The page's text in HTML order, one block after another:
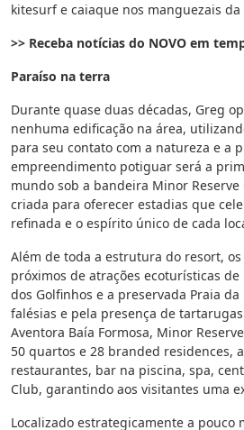
kitesurf e caiaque nos manguezais da
>> Receba notícias do NOVO em
Paraíso na terra
Durante quase duas décadas, Greg
nenhuma edificação na área,
para seu contato com a natureza e a
empreendimento potiguar será a
mundo sob a bandeira Minor
criada para oferecer estadias que
refinada e o espírito único de cada
Além de toda a estrutura do resort,
próximos de atrações ecoturísticas de
dos Golfinhos e a preservada Praia
falésias e pela presença de
Aventora Baía Formosa, Minor
50 quartos e 28 branded residences,
restaurantes, bar na piscina, spa,
Club, garantindo aos visitantes uma
Localizado estrategicamente a pouco